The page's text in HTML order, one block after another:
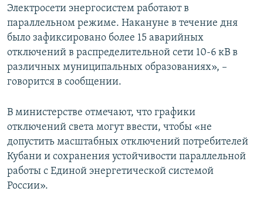
ПОБЕДИТЕЛЕЙ НЕ СУДЯТ?
КРЫМ.НЕПОКОРЕННЫЙ
ELIFBE
УКРАИНСКАЯ ПРОБЛЕМА КРЫМА
ПРИСОЕДИНЯЙТЕСЬ!
Все сайты RFE/RL
Электросети энергосистем работают в
параллельном режиме. Накануне в течение дня
было зафиксировано более 15 аварийных
отключений в распределительной сети 10-6 кВ в
различных муниципальных образованиях», –
говорится в сообщении.
В министерстве отмечают, что графики
отключений света могут ввести, чтобы «не
допустить масштабных отключений потребителей
Кубани и сохранения устойчивости параллельной
работы с Единой энергетической системой
России».